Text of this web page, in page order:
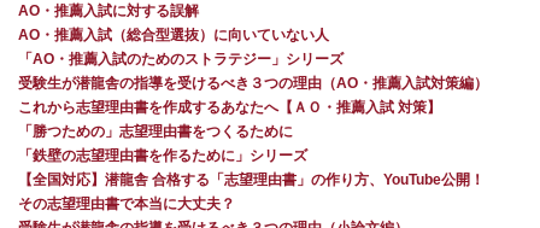
AO・推薦入試に対する誤解
AO・推薦入試（総合型選抜）に向いていない人
「AO・推薦入試のためのストラテジー」シリーズ
受験生が潜龍舎の指導を受けるべき３つの理由（AO・推薦入試対策編）
これから志望理由書を作成するあなたへ【ＡＯ・推薦入試 対策】
「勝つための」志望理由書をつくるために
「鉄壁の志望理由書を作るために」シリーズ
【全国対応】潜龍舎 合格する「志望理由書」の作り方、YouTube公開！
その志望理由書で本当に大丈夫？